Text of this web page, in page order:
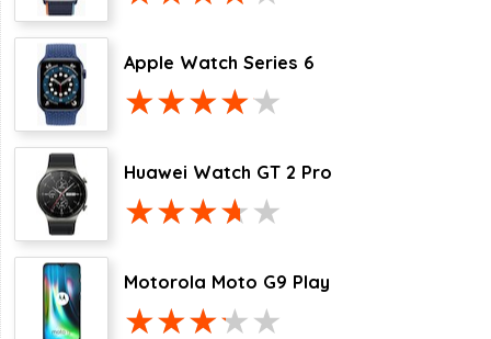
Apple Watch Series 6
Huawei Watch GT 2 Pro
Motorola Moto G9 Play